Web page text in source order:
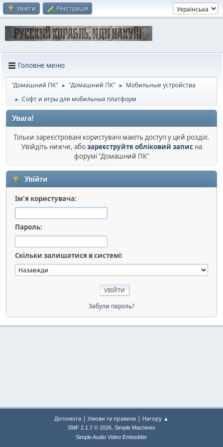
Увійти Реєстрація
Головне меню
"Домашний ПК" ► "Домашний ПК" ► Мобильные устройства
► Софт и игры для мобильных платформ
Увага!
Тільки зареєстровані користувачі мають доступ у цей розділ.
Увійдіть нижче, абозареєструйте обліковий записна
форумі "Домашний ПК"
Увійти
Ім'я користувача:
Пароль:
Скільки залишатися в системі:
Забули пароль?
Допомога | Умови та правила | Нагору ▲
SMF 2.1.7 © 2026, Simple Machines
Simple Audio Video Embedder